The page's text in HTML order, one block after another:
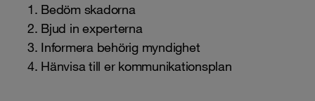
Bedöm skadorna
Bjud in experterna
Informera behörig myndighet
Hänvisa till er kommunikationsplan